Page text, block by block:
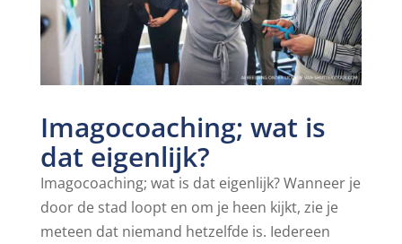
Imagocoaching; wat is
dat eigenlijk?
Imagocoaching; wat is dat eigenlijk? Wanneer je
door de stad loopt en om je heen kijkt, zie je
meteen dat niemand hetzelfde is. Iedereen